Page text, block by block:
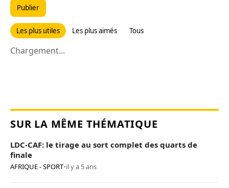
Publier
Les plus utiles Les plus aimés Tous
Chargement...
SUR LA MÊME THÉMATIQUE
LDC-CAF: le tirage au sort complet des quarts de
finale
AFRIQUE - SPORT•il y a 5 ans